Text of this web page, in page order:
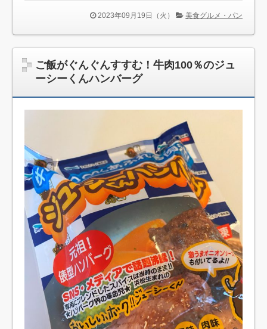
2023年09月19日（火） 美食グルメ・パン
ご飯がぐんぐんすすむ！牛肉100％のジュ
ーシーくんハンバーグ